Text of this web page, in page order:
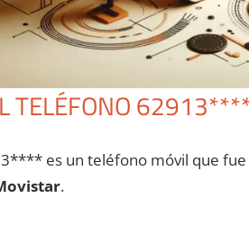
TELÉFONO
es un teléfono móvil quе fue
.